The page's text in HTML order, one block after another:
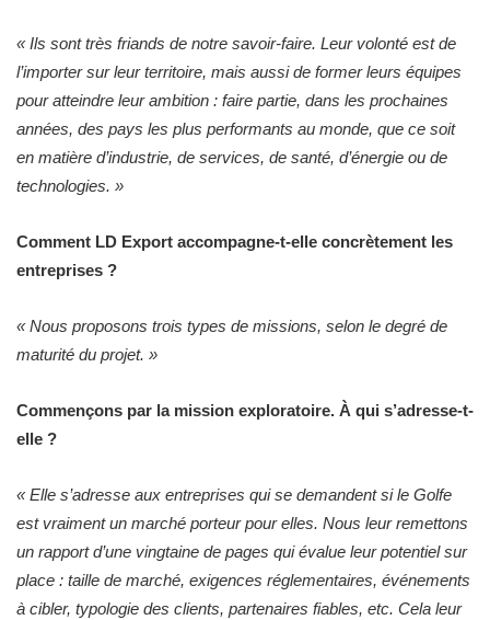
« Ils sont très friands de notre savoir-faire. Leur volonté est de
l’importer sur leur territoire, mais aussi de former leurs équipes
pour atteindre leur ambition : faire partie, dans les prochaines
années, des pays les plus performants au monde, que ce soit
en matière d’industrie, de services, de santé, d’énergie ou de
technologies. »
Comment LD Export accompagne-t-elle concrètement les
entreprises ?
« Nous proposons trois types de missions, selon le degré de
maturité du projet. »
Commençons par la mission exploratoire. À qui s’adresse-t-
elle ?
« Elle s’adresse aux entreprises qui se demandent si le Golfe
est vraiment un marché porteur pour elles. Nous leur remettons
un rapport d’une vingtaine de pages qui évalue leur potentiel sur
place : taille de marché, exigences réglementaires, événements
à cibler, typologie des clients, partenaires fiables, etc. Cela leur